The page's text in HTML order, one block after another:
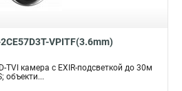
VPITF(3.6mm)
камера с EXIR-подсветкой до 30м
объекти...